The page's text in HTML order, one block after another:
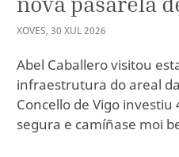
XOVES, 30 XUL2026
Abel Caballero visitou
infraestrutura do areal
Concello de Vigo investiu
segura e camíñase moi